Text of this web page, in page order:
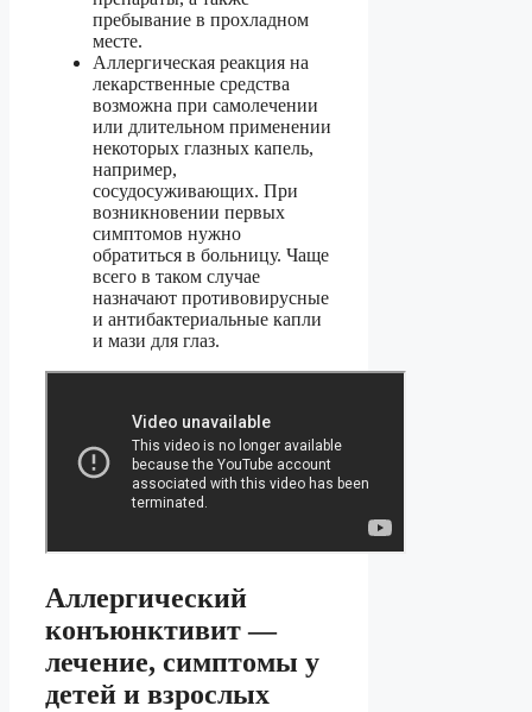
пребывание в прохладном
месте.
Аллергическая реакция на
лекарственные средства
возможна при самолечении
или длительном применении
некоторых глазных капель,
например,
сосудосуживающих. При
возникновении первых
симптомов нужно
обратиться в больницу. Чаще
всего в таком случае
назначают противовирусные
и антибактериальные капли
и мази для глаз.
Аллергический
конъюнктивит —
лечение, симптомы у
детей и взрослых